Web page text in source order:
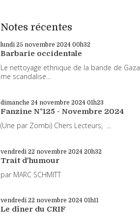
Notes récentes
lundi 25 novembre 2024 00h32
Barbarie occidentale
Le nettoyage ethnique de la bande de Gaza
me scandalise...
dimanche 24 novembre 2024 01h23
Fanzine N°125 - Novembre 2024
(Une par Zombi) Chers Lecteurs, ...
vendredi 22 novembre 2024 20h32
Trait d'humour
par MARC SCHMITT
vendredi 22 novembre 2024 01h11
Le dîner du CRIF